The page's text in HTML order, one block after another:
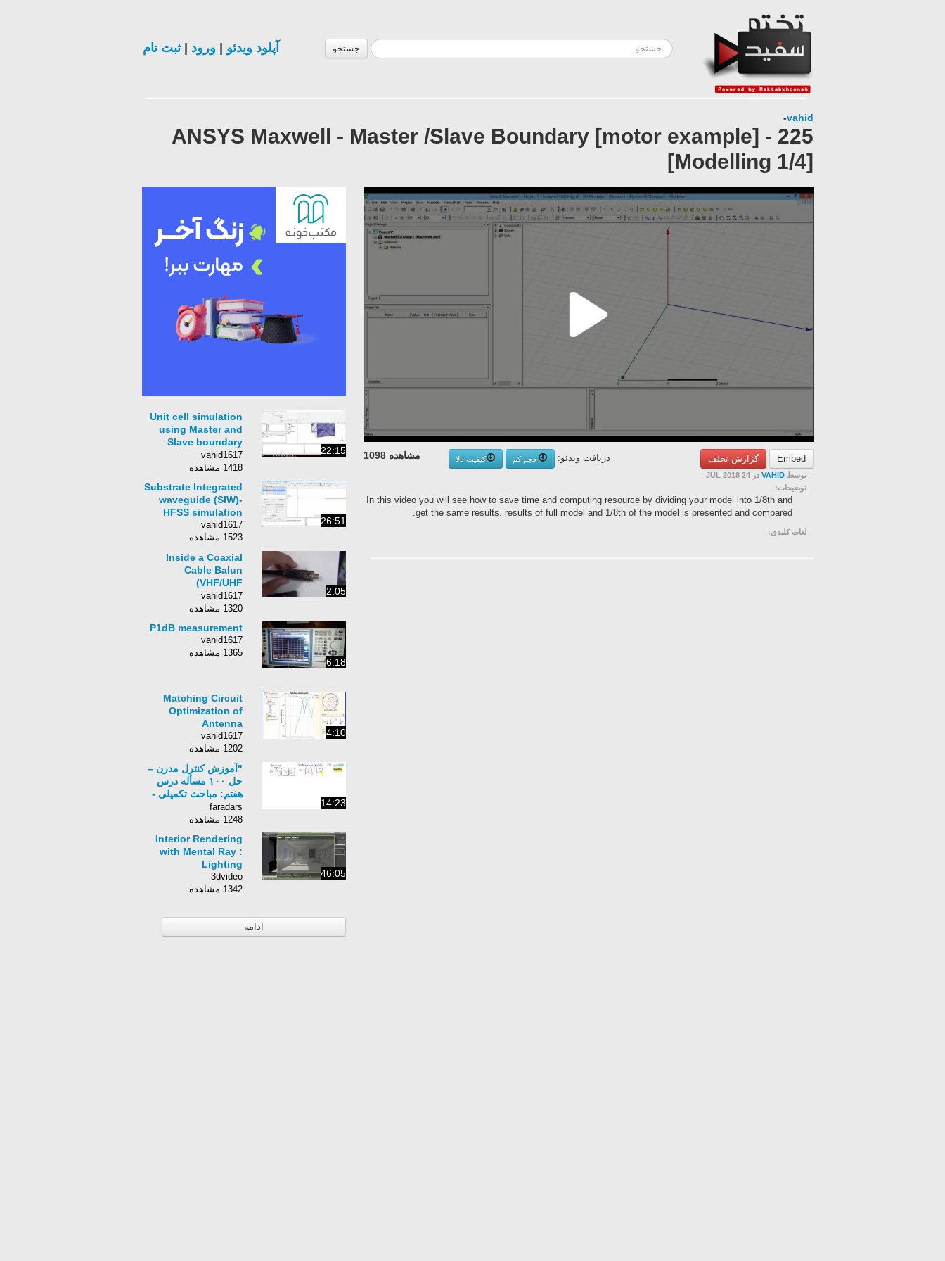
جستجو آپلود ویدئو ورود |ثبت نام
vahid
-
225 - ANSYS Maxwell - Master /Slave Boundary [motor example]
[Modelling 1/4]
Embed گزارش تخلف مشاهده 1098 دریافت ویدئو: حجم کم
کیفیت بالا
توسط VAHID در 24 JUL 2018
توضیحات:
In this video you will see how to save time and computing resource by dividing your model into 1/8th and
get the same results. results of full model and 1/8th of the model is presented and compared.
لغات کلیدی:
22:15
Unit cell simulation
using Master and
Slave boundary
conditions of HFSS
vahid1617
1418 مشاهده
26:51
Substrate Integrated
waveguide (SIW)-
HFSS simulation
vahid1617
1523 مشاهده
2:05
Inside a Coaxial
Cable Balun
(VHF/UHF
Transformer)
vahid1617
1320 مشاهده
6:18
P1dB measurement
vahid1617
1365 مشاهده
4:10
Matching Circuit
Optimization of
Antenna
vahid1617
1202 مشاهده
14:23
"آموزش کنترل مدرن –
حل ۱۰۰ مسأله درس
هفتم: مباحث تکمیلی -
کنترل پذیری و رویت
پذیری شبکه‌های
faradars
1248 مشاهده
46:05
Interior Rendering
with Mental Ray :
Lighting
3dvideo
1342 مشاهده
ادامه